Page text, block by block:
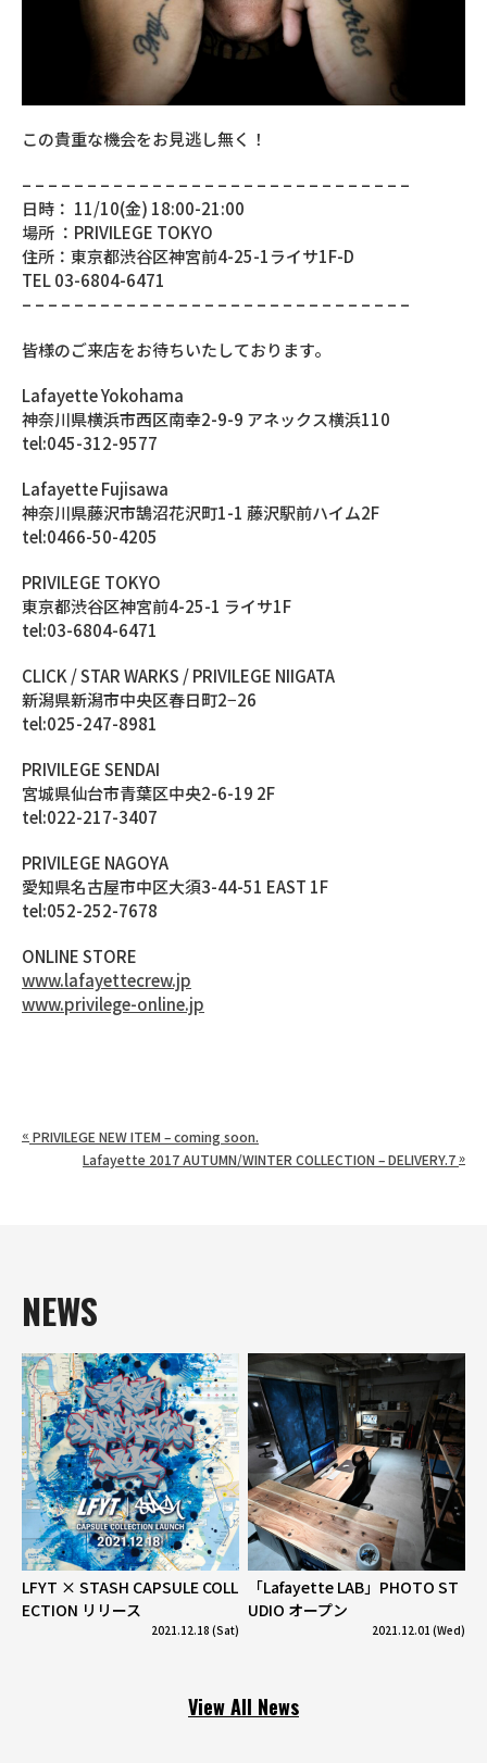
この貴重な機会をお見逃し無く！
– – – – – – – – – – – – – – – – – – – – – – – – – – – – – –
日時： 11/10(金) 18:00-21:00
場所 ：PRIVILEGE TOKYO
住所：東京都渋谷区神宮前4-25-1ライサ1F-D
TEL 03-6804-6471
– – – – – – – – – – – – – – – – – – – – – – – – – – – – – –
皆様のご来店をお待ちいたしております。
Lafayette Yokohama
神奈川県横浜市西区南幸2-9-9 アネックス横浜110
tel:045-312-9577
Lafayette Fujisawa
神奈川県藤沢市鵠沼花沢町1-1 藤沢駅前ハイム2F
tel:0466-50-4205
PRIVILEGE TOKYO
東京都渋谷区神宮前4-25-1 ライサ1F
tel:03-6804-6471
CLICK / STAR WARKS / PRIVILEGE NIIGATA
新潟県新潟市中央区春日町2−26
tel:025-247-8981
PRIVILEGE SENDAI
宮城県仙台市青葉区中央2-6-19 2F
tel:022-217-3407
PRIVILEGE NAGOYA
愛知県名古屋市中区大須3-44-51 EAST 1F
tel:052-252-7678
ONLINE STORE
www.lafayettecrew.jp
www.privilege-online.jp
« PRIVILEGE NEW ITEM – coming soon.
Lafayette 2017 AUTUMN/WINTER COLLECTION – DELIVERY.7»
NEWS
LFYT × STASH CAPSULE COLL
ECTION リリース
2021.12.18 (Sat)
「Lafayette LAB」PHOTO ST
UDIO オープン
2021.12.01 (Wed)
View All News